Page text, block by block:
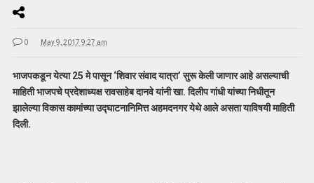
0 May 9, 2017 9:27 am
भाजपकडून येत्या 25 मे पासून ‘शिवार संवाद यात्रा’ सुरू केली जाणार आहे असल्याची
माहिती भाजपचे प्रदेशाध्यक्ष रावसाहेब दानवे यांनी खा. दिलीप गांधी यांच्या निधीतून
झालेल्या विकास कामांच्या उद्‍घाटनानिमित्त अहमदनगर येथे आले असता याविषयी माहिती
दिली.